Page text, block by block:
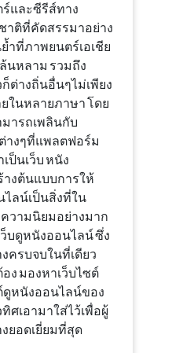
และซีรีส์ทาง
ติที่คัดสรรมาอย่าง
ำที่ภาพยนตร์เอเชีย
นหลาม รวมถึง
ต่างถิ่นอื่นๆไม่เพียง
ในหลายภาษา โดย
ารถเพลินกับ
างๆที่แพลตฟอร์ม
ป็นเว็บ หนัง
างต้นแบบการให้
ไลน์เป็นสิ่งที่ใน
วามนิยมอย่างมาก
บดูหนังออนไลน์ ซึ่ง
ครบจบในที่เดียว
ง มองหาเว็บไซต์
ดูหนังออนไลน์ของ
ศเอามาใส่ไว้เพื่อผู้
ยอดเยี่ยมที่สุด